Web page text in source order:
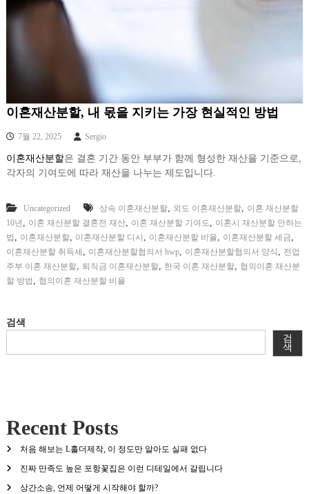
이혼재산분할, 내 몫을 지키는 가장 현실적인 방법
7월 22, 2025 Sergio
이혼재산분할은 결혼 기간 동안 부부가 함께 형성한 재산을 기준으로,
각자의 기여도에 따라 재산을 나누는 제도입니다.
Uncategorized 상속 이혼재산분할, 외도 이혼재산분할, 이혼 재산분할
10년 , 이혼 재산분할 결혼전 재산, 이혼 재산분할 기여도, 이혼시 재산분할 안하는
법 , 이혼재산분할, 이혼재산분할 디시 , 이혼재산분할 비율, 이혼재산분할 세금,
이혼재산분할 취득세 , 이혼재산분할협의서 hwp, 이혼재산분할협의서 양식 , 전업
주부 이혼 재산분할, 퇴직금 이혼재산분할, 한국 이혼 재산분할, 협의이혼 재산분
할 방법 , 협의이혼 재산분할 비율
검색
검
색
Recent Posts
처음 해보는 L홀더제작, 이 정도만 알아도 실패 없다
진짜 만족도 높은 포항꽃집은 이런 디테일에서 갈립니다
상간소송, 언제 어떻게 시작해야 할까?